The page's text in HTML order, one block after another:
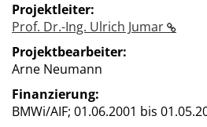
Projektleiter:
Prof. Dr.-Ing. Ulrich Jumar
Projektbearbeiter:
Arne Neumann
Finanzierung:
BMWi/AIF; 01.06.2001 bis